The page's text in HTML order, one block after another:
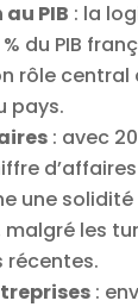
PIB : la
du PIB
rôle central
pays.
: avec
une
les
récentes.
: